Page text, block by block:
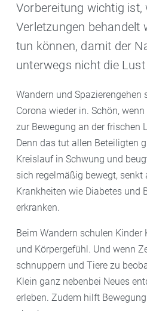
Vorbereitung wichtig ist,
Verletzungen behandelt
tun können, damit der
unterwegs nicht die
Wandern und Spazierengehen
Corona wieder in. Schön,
zur Bewegung an der frischen
Denn das tut allen Beteiligten
Kreislauf in Schwung und
sich regelmäßig bewegt, senkt
Krankheiten wie Diabetes und
erkranken.
Beim Wandern schulen
und Körpergefühl. Und wenn
schnuppern und Tiere zu
Klein ganz nebenbei Neues
erleben. Zudem hilft